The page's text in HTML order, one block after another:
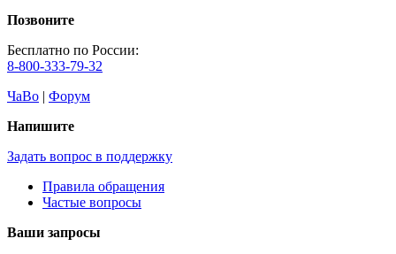
Позвоните
Бесплатно по России:
8-800-333-79-32
ЧаВо | Форум
Напишите
Задать вопрос в поддержку
Правила обращения
Частые вопросы
Ваши запросы